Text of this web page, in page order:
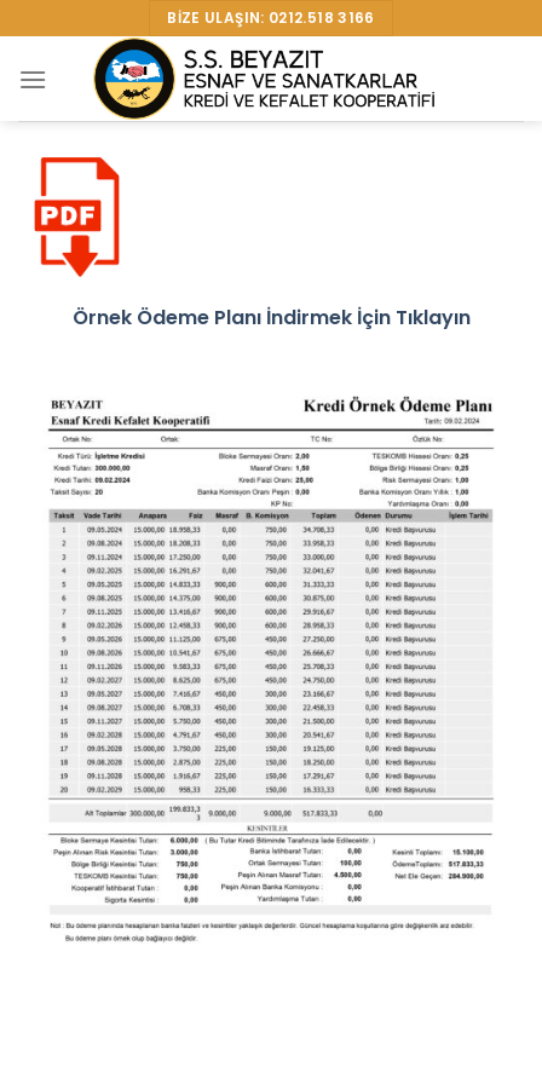
to
content
BIZE ULAŞIN: 0212.518 3166
Örnek Ödeme Planı İndirmek İçin Tıklayın